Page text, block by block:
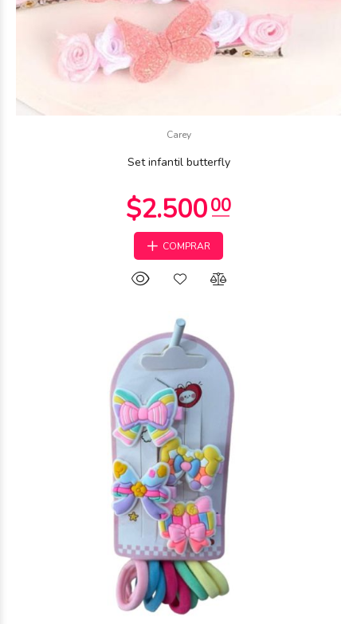
Carey
Set infantil butterfly
COMPRAR